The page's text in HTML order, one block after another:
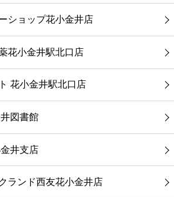
ショップ花小金井店
花小金井駅北口店
花小金井駅北口店
図書館
井支店
ランド西友花小金井店